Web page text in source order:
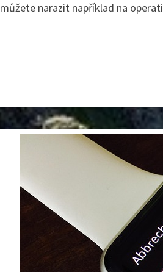
můžete narazit například na